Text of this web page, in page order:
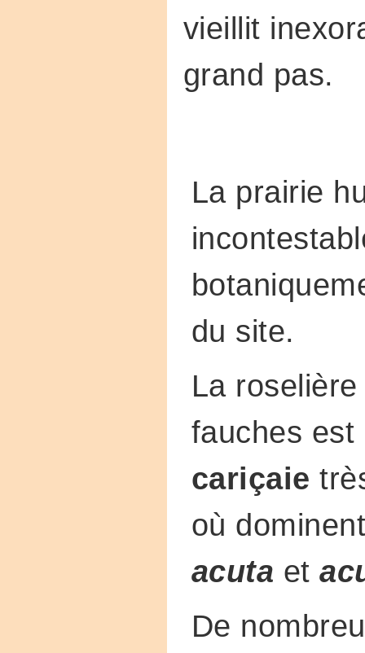
vieillit
grand pas.
La prairie
du site.
La
fauches est
cariçaie
où
acuta et
De